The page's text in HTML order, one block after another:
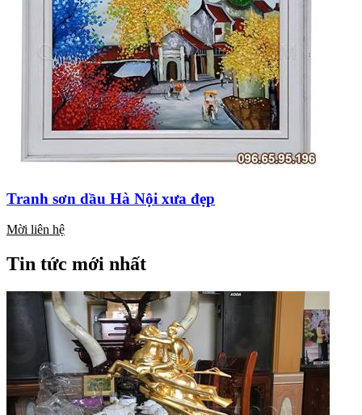
Tranh sơn dầu Hà Nội xưa đẹp
Mời liên hệ
Tin tức mới nhất